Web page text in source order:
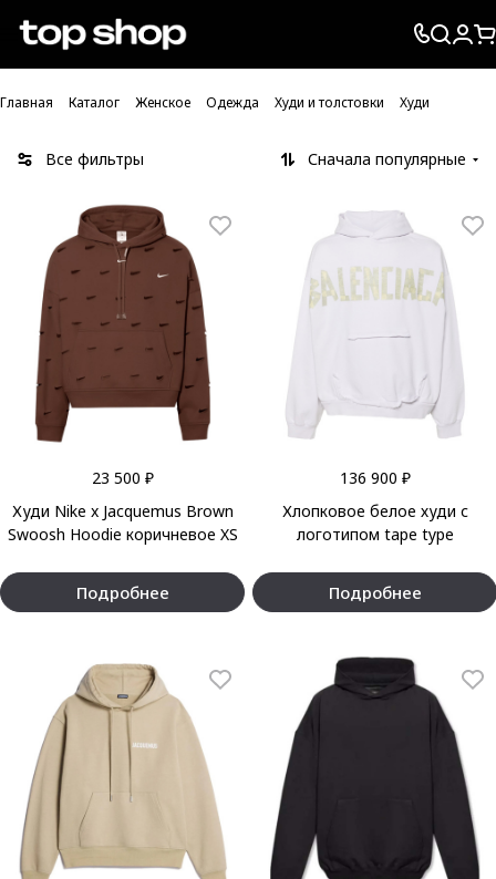
Проверка хлебных крошек
Главная Каталог Женское Одежда Худи и толстовки Худи
Все фильтры Сначала популярные
23 500 ₽
Худи Nike x Jacquemus Brown
Swoosh Hoodie коричневое XS
Подробнее
136 900 ₽
Хлопковое белое худи с
логотипом tape type
Подробнее